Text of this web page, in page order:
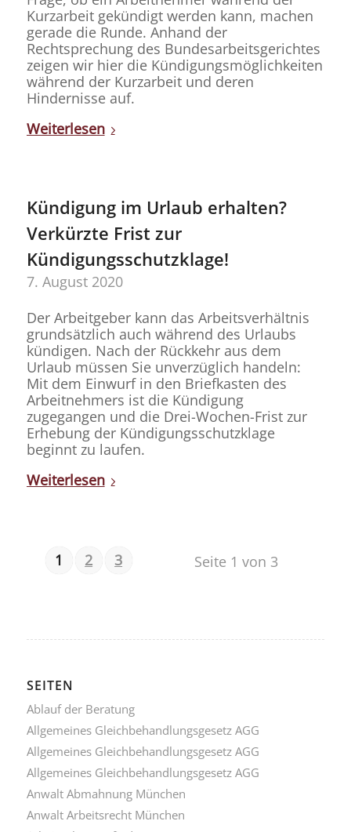
Kurzarbeit gekündigt werden kann, machen
gerade die Runde. Anhand der
Rechtsprechung des Bundesarbeitsgerichtes
zeigen wir hier die Kündigungsmöglichkeiten
während der Kurzarbeit und deren
Hindernisse auf.
Weiterlesen
Kündigung im Urlaub erhalten?
Verkürzte Frist zur
Kündigungsschutzklage!
7. August 2020
Der Arbeitgeber kann das Arbeitsverhältnis
grundsätzlich auch während des Urlaubs
kündigen. Nach der Rückkehr aus dem
Urlaub müssen Sie unverzüglich handeln:
Mit dem Einwurf in den Briefkasten des
Arbeitnehmers ist die Kündigung
zugegangen und die Drei-Wochen-Frist zur
Erhebung der Kündigungsschutzklage
beginnt zu laufen.
Weiterlesen
Seite 1 von 3
1 2 3
SEITEN
Ablauf der Beratung
Allgemeines Gleichbehandlungsgesetz AGG
Allgemeines Gleichbehandlungsgesetz AGG
Allgemeines Gleichbehandlungsgesetz AGG
Anwalt Abmahnung München
Anwalt Arbeitsrecht München